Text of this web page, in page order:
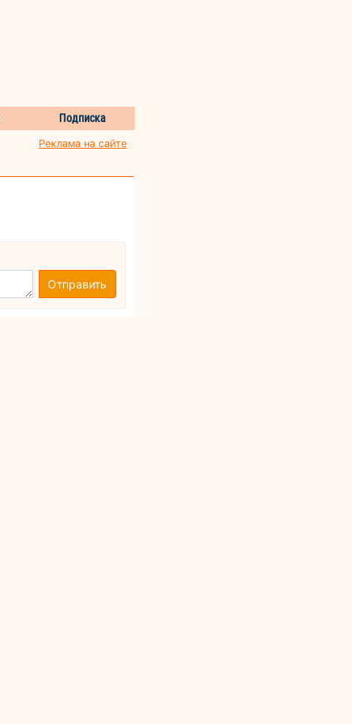
Подписка
Реклама на сайте
Отправить